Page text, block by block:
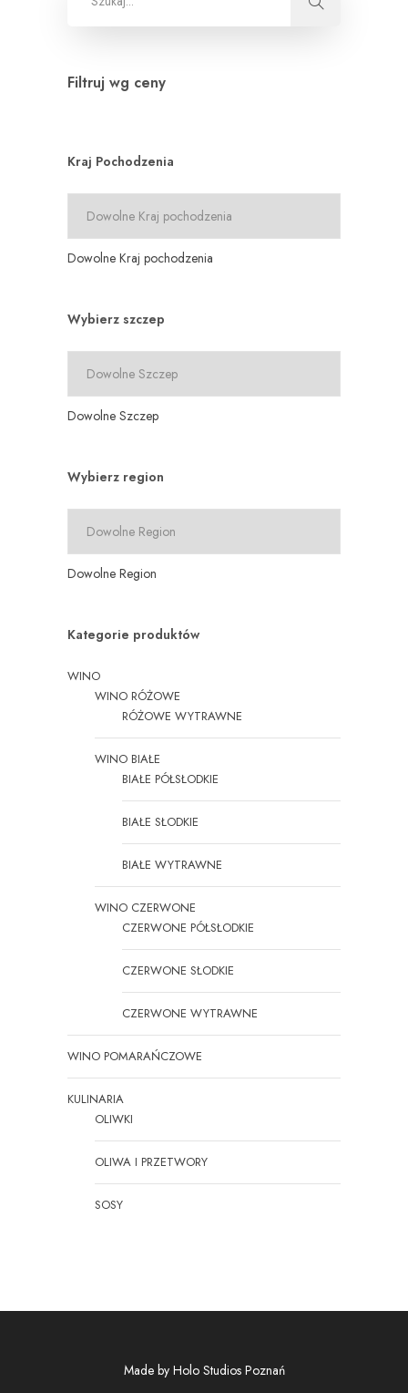
Filtruj wg ceny
Kraj Pochodzenia
Dowolne Kraj pochodzenia
Wybierz szczep
Dowolne Szczep
Wybierz region
Dowolne Region
Kategorie produktów
WINO
WINO RÓŻOWE
RÓŻOWE WYTRAWNE
WINO BIAŁE
BIAŁE PÓŁSŁODKIE
BIAŁE SŁODKIE
BIAŁE WYTRAWNE
WINO CZERWONE
CZERWONE PÓŁSŁODKIE
CZERWONE SŁODKIE
CZERWONE WYTRAWNE
WINO POMARAŃCZOWE
KULINARIA
OLIWKI
OLIWA I PRZETWORY
SOSY
Made by Holo Studios Poznań